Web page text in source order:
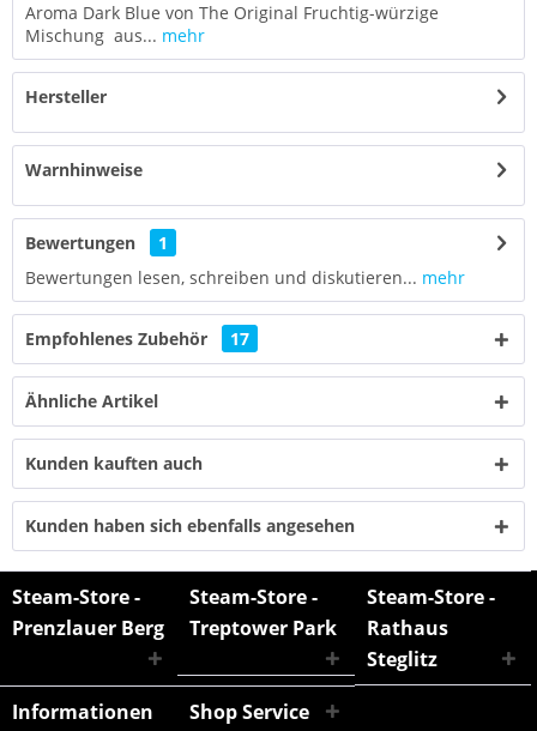
Aroma Dark Blue von The Original Fruchtig-würzige
Mischung aus... mehr
Hersteller
Warnhinweise
Bewertungen
1
Bewertungen lesen, schreiben und diskutieren... mehr
Empfohlenes Zubehör 17
Ähnliche Artikel
Kunden kauften auch
Kunden haben sich ebenfalls angesehen
Steam-Store -
Prenzlauer Berg
Steam-Store -
Treptower Park
Steam-Store -
Rathaus
Steglitz
Informationen
Shop Service